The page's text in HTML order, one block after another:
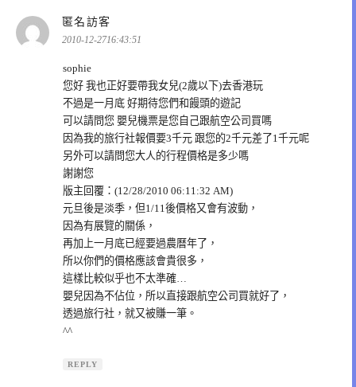
匿名訪客
示:
2010-12-2716:43:51
sophie
您好 我也正好要帶我女兒(2歲以下)去香港玩
不過是一月底 好期待您們和饅頭的遊記
可以請問您 嬰兒機票是您自己跟航空公司買嗎
因為我的旅行社報價要3千元 跟您的2千元差了1千元呢
另外可以請問您大人的行程價格是多少嗎
謝謝您
版主回覆：(12/28/2010 06:11:32 AM)
元旦後是淡季，但1/11後價格又會有波動，
因為有展覽的關係，
再加上一月底已經要過農曆年了，
所以你們的價格應該會貴很多，
這樣比較似乎也不太準確…
嬰兒因為不佔位，所以直接跟航空公司買就好了，
透過旅行社，就又被賺一筆。
^^
REPLY